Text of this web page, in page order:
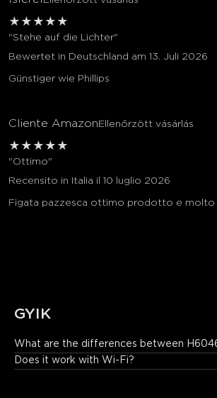
★ ★ ★ ★ ★
"Stehe auf die Lichter"
Bewertet in Deutschland am 13. Juli 2026
Günstiger wie Phillips
Cliente Amazon Ellenőrzött vásárlás
★ ★ ★ ★ ★
"Ottimo"
Recensito in Italia il 10 luglio 2026
Figata pazzesca ottimo prodotto e molto
GYIK
What are the differences between
H6046 has a longer light bar and wider
Does it work with Wi-Fi?